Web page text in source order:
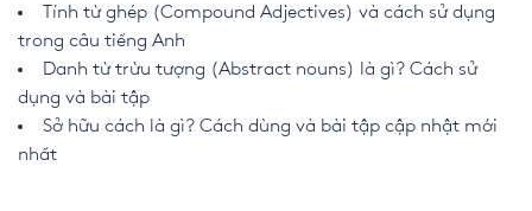
Tính từ ghép (Compound Adjectives) và cách sử dụng
trong câu tiếng Anh
Danh từ trừu tượng (Abstract nouns) là gì? Cách sử
dụng và bài tập
Sở hữu cách là gì? Cách dùng và bài tập cập nhật mới
nhất